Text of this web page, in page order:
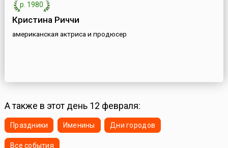
р. 1980
Кристина Риччи
американская актриса и продюсер
А также в этот день 12 февраля:
Праздники Именины Дни городов
Все события